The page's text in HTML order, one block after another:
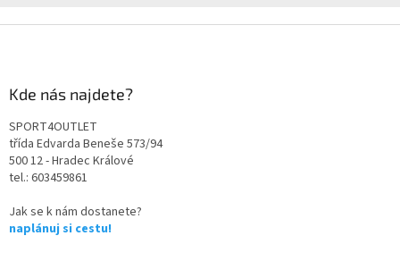
Kde nás najdete?
SPORT4OUTLET
třída Edvarda Beneše 573/94
500 12 - Hradec Králové
tel.: 603459861
Jak se k nám dostanete?
naplánuj si cestu!